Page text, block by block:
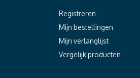
Registreren
Mijn bestellingen
Mijn verlanglijst
Vergelijk producten